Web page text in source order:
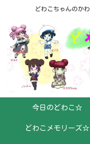
どわこちゃんのか
今日のどわこ☆
どわこメモリーズ☆